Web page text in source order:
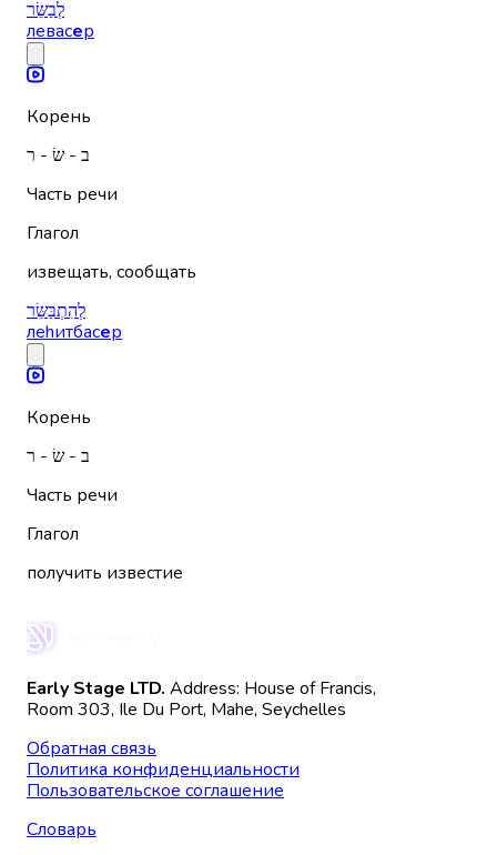
לְבַשֵּׂר
левасер
Корень
ב - שׂ - ר
Часть речи
Глагол
извещать, сообщать
לְהִתְבַּשֵּׂר
леhитбасер
Корень
ב - שׂ - ר
Часть речи
Глагол
получить известие
Early Stage LTD. Address: House of Francis,
Room 303, Ile Du Port, Mahe, Seychelles
Обратная связь
Политика конфиденциальности
Пользовательское соглашение
Словарь